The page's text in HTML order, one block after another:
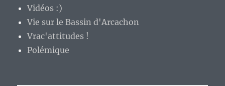
Vidéos :)
Vie sur le Bassin d'Arcachon
Vrac'attitudes !
Polémique